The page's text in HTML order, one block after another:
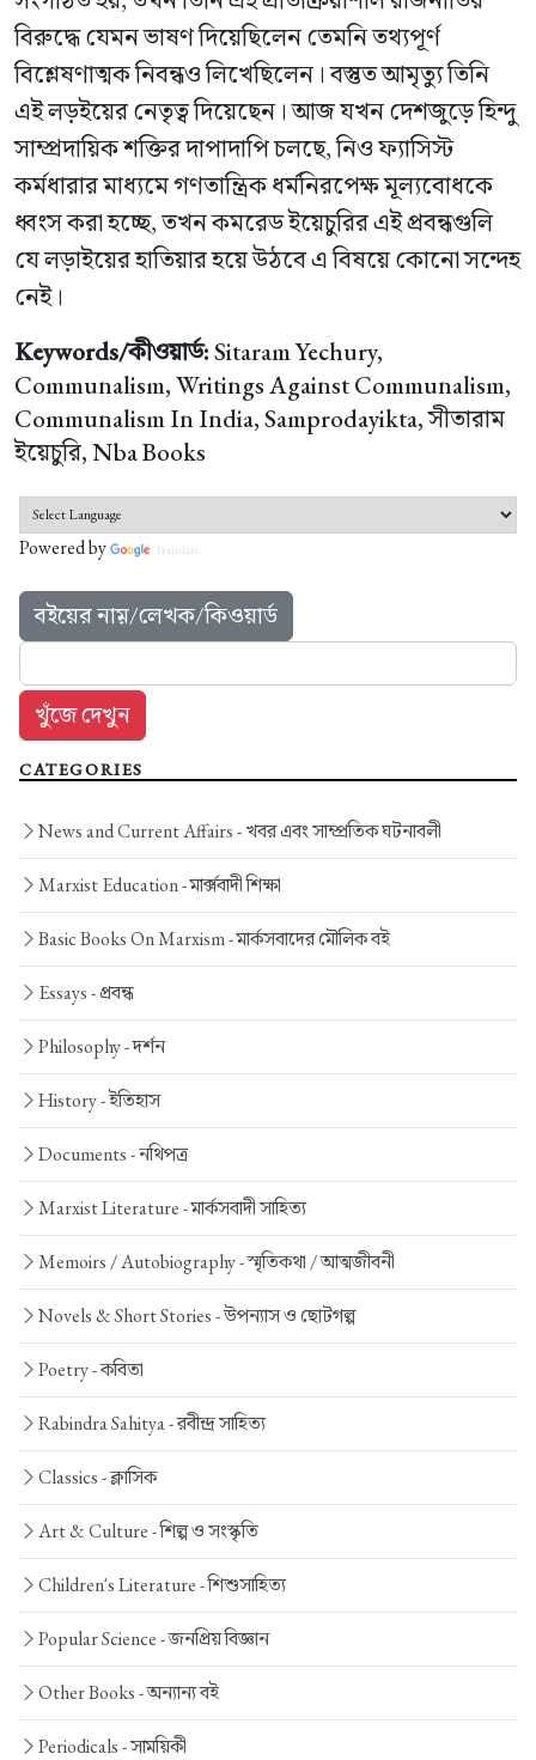
বিরুদ্ধে যেমন ভাষণ দিয়েছিলেন তেমনি তথ্যপূর্ণ
বিশ্লেষণাত্মক নিবন্ধও লিখেছিলেন। বস্তুত আমৃত্যু তিনি
এই লড়ইয়ের নেতৃত্ব দিয়েছেন। আজ যখন দেশজুড়ে হিন্দু
সাম্প্রদায়িক শক্তির দাপাদাপি চলছে, নিও ফ্যাসিস্ট
কর্মধারার মাধ্যমে গণতান্ত্রিক ধর্মনিরপেক্ষ মূল্যবোধকে
ধ্বংস করা হচ্ছে, তখন কমরেড ইয়েচুরির এই প্রবন্ধগুলি
যে লড়াইয়ের হাতিয়ার হয়ে উঠবে এ বিষয়ে কোনো সন্দেহ
নেই।
Keywords/কীওয়ার্ড:Sitaram Yechury,
Communalism, Writings Against Communalism,
Communalism In India, Samprodayikta, সীতারাম
ইয়েচুরি, Nba Books
Powered by Translate
বইয়ের নাম়/লেখক/কিওয়ার্ড
CATEGORIES
News and Current Affairs -খবর এবং সাম্প্রতিক ঘটনাবলী
Marxist Education -মার্ক্সবাদী শিক্ষা
Basic Books On Marxism -মার্কসবাদের মৌলিক বই
Essays -প্রবন্ধ
Philosophy -দর্শন
History -ইতিহাস
Documents -নথিপত্র
Marxist Literature -মার্কসবাদী সাহিত্য
Memoirs / Autobiography -স্মৃতিকথা / আত্মজীবনী
Novels & Short Stories -উপন্যাস ও ছোটগল্প
Poetry -কবিতা
Rabindra Sahitya -রবীন্দ্র সাহিত্য
Classics -ক্লাসিক
Art & Culture -শিল্প ও সংস্কৃতি
Children's Literature -শিশুসাহিত্য
Popular Science -জনপ্রিয় বিজ্ঞান
Other Books -অন্যান্য বই
Periodicals -সাময়িকী